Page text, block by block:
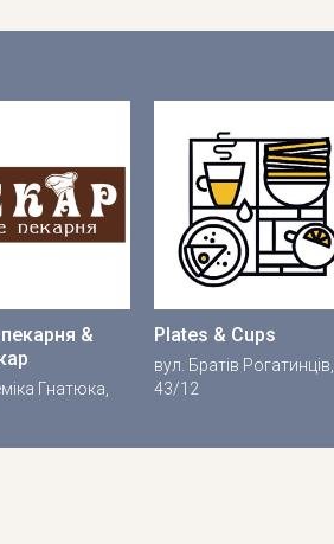
&
Гнатюка,
Plates & Cups
вул. Братів Рогатинців,
43/12